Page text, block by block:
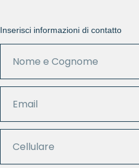
Inserisci informazioni di contatto